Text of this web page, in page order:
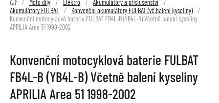
Moto díly Elektro
Akumulátory a příslušenství
Akumulátory FULBAT
Konvenční akumulátory FULBAT (vč.balení kyseliny)
Konvenční motocyklová baterie FULBAT FB4L-B (YB4L-B) Včetně balení kyseliny
APRILIA Area 51 1998-2002
Konvenční motocyklová baterie FULBAT
FB4L-B (YB4L-B) Včetně balení kyseliny
APRILIA Area 51 1998-2002